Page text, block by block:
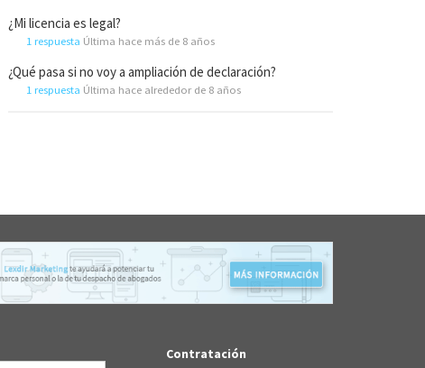
¿Mi licencia es legal?
1 respuesta Última hace más de 8 años
¿Qué pasa si no voy a ampliación de declaración?
1 respuesta Última hace alrededor de 8 años
Contratación